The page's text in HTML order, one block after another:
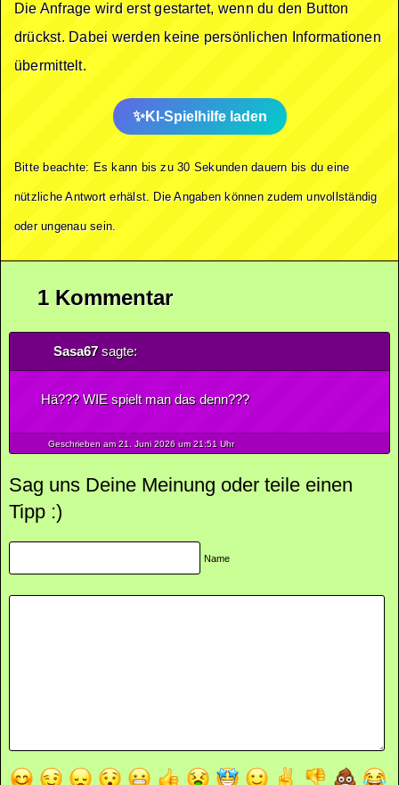
Die Anfrage wird erst gestartet, wenn du den Button
drückst. Dabei werden keine persönlichen Informationen
übermittelt.
KI-Spielhilfe laden
Bitte beachte: Es kann bis zu 30 Sekunden dauern bis du eine
nützliche Antwort erhälst. Die Angaben können zudem unvollständig
oder ungenau sein.
1 Kommentar
Sasa67sagte:
Hä??? WIE spielt man das denn???
Geschrieben am 21. Juni2026um 21:51 Uhr
Sag uns Deine Meinung oder teile einen
Tipp :)
Name